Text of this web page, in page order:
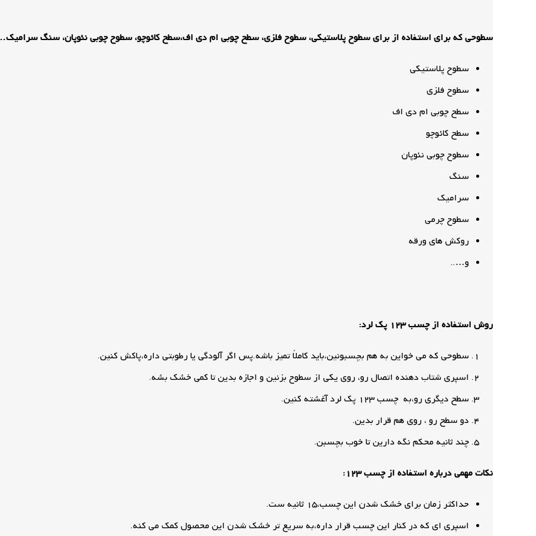
سطوحی که برای استفاده از برای سطوح پلاستیکی، سطوح فلزی، سطح چوبی ام دی اف،سطح کائوچو، سطوح چوبی نئوپان، سنگ
سطوح پلاستیکی
سطوح فلزی
سطح چوبی ام دی اف
سطح کائوچو
سطوح چوبی نئوپان
سنگ
سرامیک
سطوح چرمی
روکش های ورقه
و…..
روش استفاده از چسب 123 پک لرد:
سطوحی که می خواین به هم بچسبونین،باید کاملاً تمیز باشه.پس اگر آلودگی یا رطوبتی داره،پاکش کنین.
اسپری شتاب دهنده اتصال رو، روی یکی از سطوح بزنین و اجازه بدین تا کمی خشک بشه.
سطح دیگری رو،به چسب 123 پک لرد آغشته کنین.
دو سطح رو ، روی هم قرار بدین.
چند ثانیه محکم نگه دارین تا خوب بچسبن.
نکات مهمی درباره استفاده از چسب 123:
حداکثر زمان برای خشک شدن این چسب،15 ثانیه ست.
اسپری ای که در کنار این چسب قرار داره،به سریع تر خشک شدن این محصول کمک می کنه.